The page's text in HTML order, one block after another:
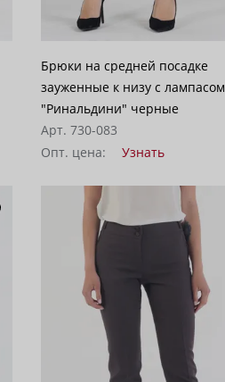
Брюки на средней посадке
зауженные к низу с лампасом
"Ринальдини" черные
Арт. 730-083
Опт. цена:
Узнать